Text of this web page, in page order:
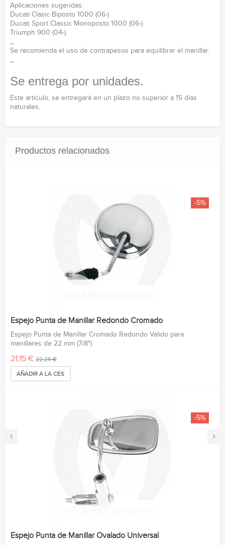
Aplicaciones sugeridas:
Ducati Clasic Biposto 1000 (06-)
Ducati Sport Classic Monoposto 1000 (06-)
Triumph 900 (04-)
_
Se recomienda el uso de contrapesos para equilibrar el manillar.
_
Se entrega por unidades.
Este artículo, se entregará en un plazo no superior a 15 días
naturales.
Productos relacionados
‹ ›
-5%
Espejo Punta de Manillar Redondo Cromado
Espejo Punta de Manillar Cromado Redondo Valido para
manillares de 22 mm (7/8")
21,15 € 22,26 €
AÑADIR A LA CESTA
-5%
Espejo Punta de Manillar Ovalado Universal